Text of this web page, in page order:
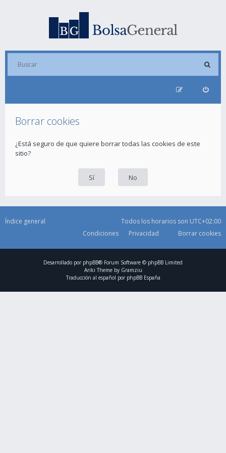
Borrar cookies
¿Está seguro de que quiere borrar todas las cookies de este
sitio?
Índice general Todos los horarios son UTC+02:00
Borrar cookies
Privacidad
Condiciones
Desarrollado por phpBB® Forum Software © phpBB Limited
Ariki Theme by Gramziu
Traducción al español por phpBB España